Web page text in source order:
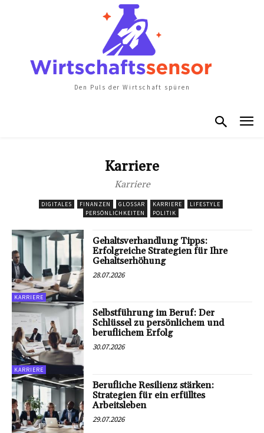
Den Puls der Wirtschaft spüren
Karriere
Karriere
DIGITALES FINANZEN GLOSSAR KARRIERE
LIFESTYLE
PERSÖNLICHKEITEN
POLITIK
KARRIERE
Gehaltsverhandlung Tipps:
Erfolgreiche Strategien für Ihre
Gehaltserhöhung
28.07.2026
KARRIERE
Selbstführung im Beruf: Der
Schlüssel zu persönlichem und
beruflichem Erfolg
30.07.2026
Berufliche Resilienz stärken:
Strategien für ein erfülltes
Arbeitsleben
29.07.2026